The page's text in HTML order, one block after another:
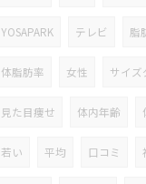
YOSAPARK テレビ 脂
体脂肪率 女性 サイズ
見た目痩せ 体内年齢
若い 平均 口コミ